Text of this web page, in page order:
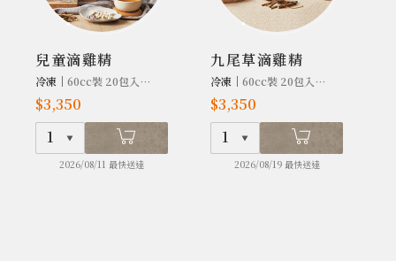
兒童滴雞精
冷凍｜ 60cc裝 20包入/盒
$3,350
1
2026/08/11 最快送達
九尾草滴雞精
冷凍｜ 60cc裝 20包入/盒
$3,350
1
2026/08/19 最快送達